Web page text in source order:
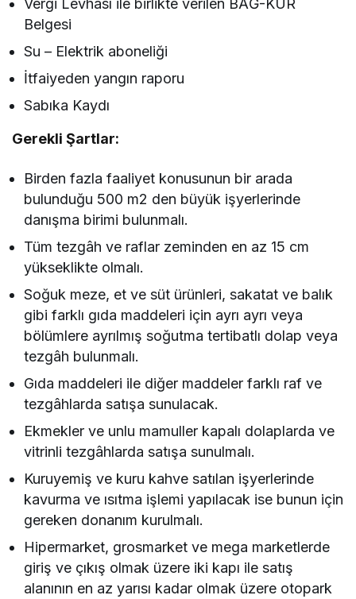
Belgesi
Su – Elektrik aboneliği
İtfaiyeden yangın raporu
Sabıka Kaydı
Gerekli Şartlar:
Birden fazla faaliyet konusunun bir arada
bulunduğu 500 m2 den büyük işyerlerinde
danışma birimi bulunmalı.
Tüm tezgâh ve raflar zeminden en az 15 cm
yükseklikte olmalı.
Soğuk meze, et ve süt ürünleri, sakatat ve balık
gibi farklı gıda maddeleri için ayrı ayrı veya
bölümlere ayrılmış soğutma tertibatlı dolap veya
tezgâh bulunmalı.
Gıda maddeleri ile diğer maddeler farklı raf ve
tezgâhlarda satışa sunulacak.
Ekmekler ve unlu mamuller kapalı dolaplarda ve
vitrinli tezgâhlarda satışa sunulmalı.
Kuruyemiş ve kuru kahve satılan işyerlerinde
kavurma ve ısıtma işlemi yapılacak ise bunun için
gereken donanım kurulmalı.
Hipermarket, grosmarket ve mega marketlerde
giriş ve çıkış olmak üzere iki kapı ile satış
alanının en az yarısı kadar olmak üzere otopark